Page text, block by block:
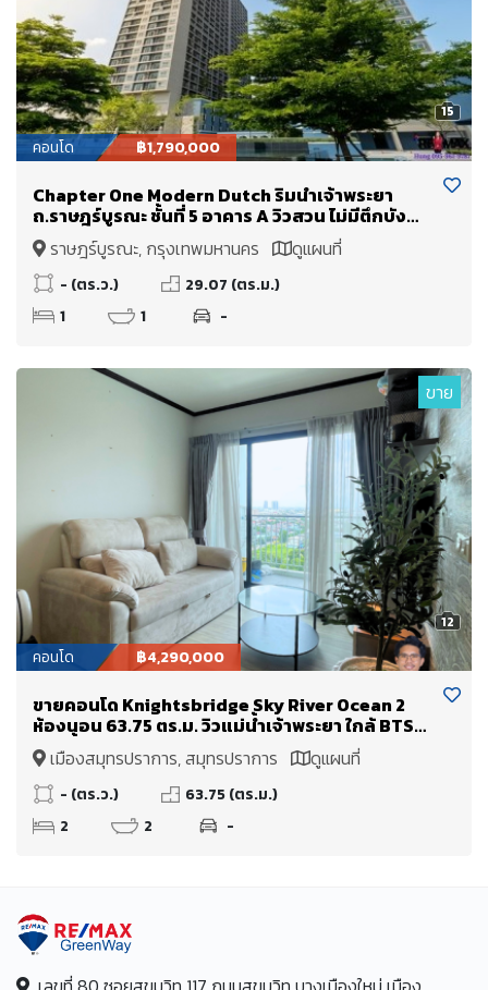
15
คอนโด ฿1,790,000
Chapter One Modern Dutch ริมน้ำเจ้าพระยา
ถ.ราษฎร์บูรณะ ชั้นที่ 5 อาคาร A วิวสวน ไม่มีตึกบัง
ขายเพียง 1.79 Mb.
ราษฎร์บูรณะ, กรุงเทพมหานคร ดูแผนที่
- (ตร.ว.)
29.07 (ตร.ม.)
1
1 -
12
ขาย
คอนโด ฿4,290,000
ขายคอนโด Knightsbridge Sky River Ocean 2
ห้องนอน 63.75 ตร.ม. วิวแม่น้ำเจ้าพระยา ใกล้ BTS
ปากน้ำ
เมืองสมุทรปราการ, สมุทรปราการ ดูแผนที่
- (ตร.ว.)
63.75 (ตร.ม.)
2
2 -